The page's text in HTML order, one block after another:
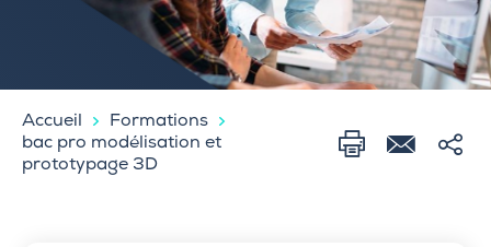
Accueil
Formations
bac pro modélisation et
prototypage 3D